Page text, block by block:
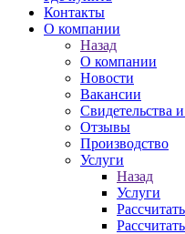
Контакты
О компании
Назад
О компании
Новости
Вакансии
Свидетельства
Отзывы
Производство
Услуги
Назад
Услуги